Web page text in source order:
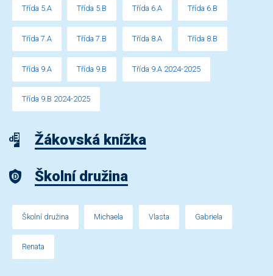
Třída 5.A Třída 5.B Třída 6.A Třída 6.B
Třída 7.A Třída 7.B Třída 8.A Třída 8.B
Třída 9.A Třída 9.B Třída 9.A 2024-2025
Třída 9.B 2024-2025
Žákovská knížka
Školní družina
Školní družina Michaela Vlasta Gabriela
Renata